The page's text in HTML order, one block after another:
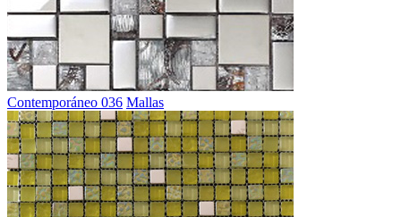
Contemporáneo 036 Mallas